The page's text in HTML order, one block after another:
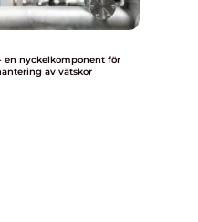
en nyckelkomponent för
av vätskor